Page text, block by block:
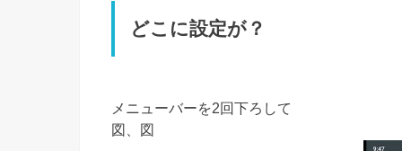
どこに設定が？
メニューバーを2回下ろして
図、図